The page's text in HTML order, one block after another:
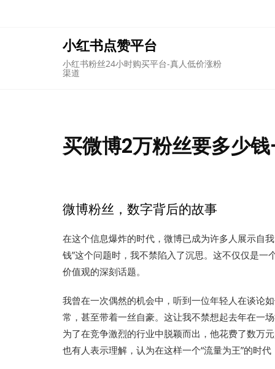
小红书点赞平台
小红书粉丝24小时购买平台-真人低价涨粉
渠道
买微博2万粉丝要多少
微博粉丝，数字背后的故事
在这个信息爆炸的时代，微博已成为许多人展示自
钱”这个问题时，我不禁陷入了沉思。这不仅仅是
价值观的深刻话题。
我曾在一次偶然的机会中，听到一位年轻人在谈论
常，甚至带着一丝自豪。这让我不禁想起去年在一
为了在竞争激烈的行业中脱颖而出，他花费了数万
也有人表示理解，认为在这样一个“流量为王”的时代